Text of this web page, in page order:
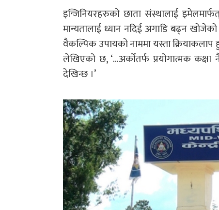
इन्जिनियरहरुको छाता संस्थालाई
मान्यतालाई ध्यान नदिई अगाडि बढ्न
वैकल्पिक उपायको नाममा यस्ता क्रियाकलाप
लेखिएको छ, ‘…अर्कोतर्फ प्रयोगात्मक
देखिन्छ ।’